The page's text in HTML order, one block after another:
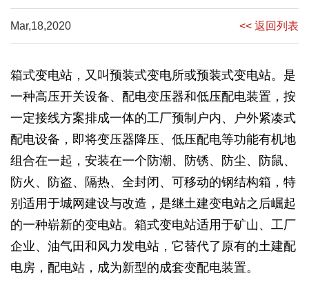
Mar,18,2020 << 返回列表
箱式变电站，又叫预装式变电所或预装式变电站。是
一种高压开关设备、配电变压器和低压配电装置，按
一定接线方案排成一体的工厂预制户内、户外紧凑式
配电设备，即将变压器降压、低压配电等功能有机地
组合在一起，安装在一个防潮、防锈、防尘、防鼠、
防火、防盗、隔热、全封闭、可移动的钢结构箱，特
别适用于城网建设与改造，是继土建变电站之后崛起
的一种崭新的变电站。箱式变电站适用于矿山、工厂
企业、油气田和风力发电站，它替代了原有的土建配
电房，配电站，成为新型的成套变配电装置。